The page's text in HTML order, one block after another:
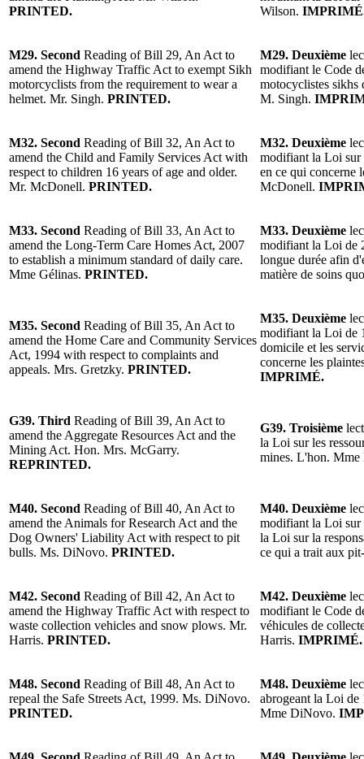
PRINTED.
Wilson.
M29. Second Reading of Bill 29, An Act to
amend the Highway Traffic Act to exempt Sikh
motorcyclists from the requirement to wear a
helmet. Mr. Singh. PRINTED.
M29. Deuxième
modifiant le Code
motocyclistes sikhs
M. Singh.
M32. Second Reading of Bill 32, An Act to
amend the Child and Family Services Act with
respect to children 16 years of age and older.
Mr. McDonell. PRINTED.
M32. Deuxième
modifiant la Loi sur
en ce qui concerne
McDonell.
M33. Second Reading of Bill 33, An Act to
amend the Long-Term Care Homes Act, 2007
to establish a minimum standard of daily care.
Mme Gélinas. PRINTED.
M33. Deuxième
modifiant la Loi de
longue durée afin
matière de soins
M35. Second Reading of Bill 35, An Act to
amend the Home Care and Community Services
Act, 1994 with respect to complaints and
appeals. Mrs. Gretzky. PRINTED.
M35. Deuxième
modifiant la Loi de
domicile et les
concerne les
IMPRIMÉ.
G39. Third Reading of Bill 39, An Act to
amend the Aggregate Resources Act and the
Mining Act. Hon. Mrs. McGarry.
REPRINTED.
G39. Troisième
la Loi sur les
mines. L'hon.
M40. Second Reading of Bill 40, An Act to
amend the Animals for Research Act and the
Dog Owners' Liability Act with respect to pit
bulls. Ms. DiNovo. PRINTED.
M40. Deuxième
modifiant la Loi sur
la Loi sur la
ce qui a trait aux
M42. Second Reading of Bill 42, An Act to
amend the Highway Traffic Act with respect to
waste collection vehicles and snow plows. Mr.
Harris. PRINTED.
M42. Deuxième
modifiant le Code
véhicules de
Harris. IMPRIMÉ.
M48. Second Reading of Bill 48, An Act to
repeal the Safe Streets Act, 1999. Ms. DiNovo.
PRINTED.
M48. Deuxième
abrogeant la Loi de
Mme DiNovo.